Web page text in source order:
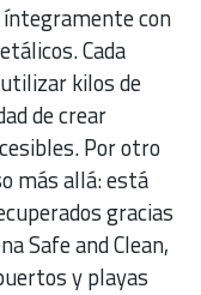
íntegramente con
Cada
kilos de
de crear
Por otro
más allá: está
gracias
Safe and Clean,
y playas